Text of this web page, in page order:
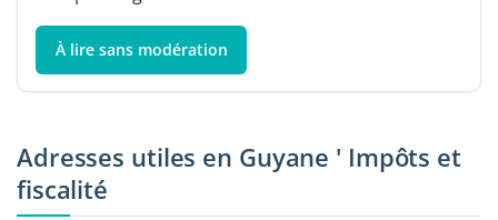
À lire sans modération
Adresses utiles en Guyane ' Impôts et
fiscalité